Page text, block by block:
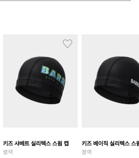
키즈 샤베트 실리텍스 스윔 캡
블랙
키즈 베이직 실리텍스 스
블랙